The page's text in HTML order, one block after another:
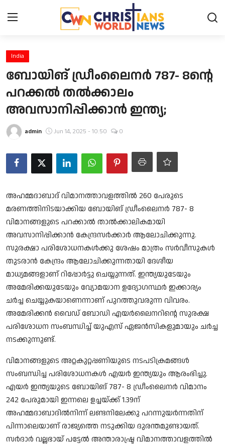
Contact
News
Obituary
Music
Song Lyrics
Christian Life Testimony
Sermons & Messages
Bible Quiz
Health
Career
Bible verse
Gallery
Malayalam
India
ബോയിങ് ഡ്രീംലൈനര്‍ 787- 8ന്റെ
പറക്കല്‍ തല്‍ക്കാലം
അവസാനിപ്പിക്കാന്‍ ഇന്ത്യ;
admin Jun 14, 2025 - 10:50 0
അഹമ്മദാബാദ് വിമാനത്താവളത്തില്‍ 260 പേരുടെ
മരണത്തിനിടയാക്കിയ ബോയിങ് ഡ്രീംലൈനര്‍ 787- 8
വിമാനങ്ങളുടെ പറക്കാല്‍ താല്‍ക്കാലികമായി
അവസാനിപ്പിക്കാന്‍ കേന്ദ്രസര്‍ക്കാര്‍ ആലോചിക്കുന്നു.
സുരക്ഷാ പരിശോധനകള്‍ക്കു ശേഷം മാത്രം സര്‍വീസുകള്‍
തുടരാന്‍ കേന്ദ്രം ആലോചിക്കുന്നതായി ദേശീയ
മാധ്യമങ്ങളാണ് റിപ്പോര്‍ട്ടു ചെയ്യുന്നത്. ഇന്ത്യയുടേയും
അമേരിക്കയുടേയും വ്യോമയാന ഉദ്യോഗസ്ഥര്‍ ഇക്കാര്യം
ചര്‍ച്ച ചെയ്യുകയാണെന്നാണ് പുറത്തുവരുന്ന വിവരം.
അമേരിക്കന്‍ വൈഡ് ബോഡി എയര്‍ലൈനറിന്റെ സുരക്ഷ
പരിശോധന സംബന്ധിച്ച് യുഎസ് ഏജന്‍സികളുമായും ചര്‍ച്ച
നടക്കുന്നുണ്ട്.
വിമാനങ്ങളുടെ അറ്റകുറ്റപ്പണിയുടെ നടപടിക്രമങ്ങള്‍
സംബന്ധിച്ച പരിശോധനകള്‍ എയര്‍ ഇന്ത്യയും ആരംഭിച്ചു.
എയര്‍ ഇന്ത്യയുടെ ബോയിങ് 787- 8 ഡ്രീംലൈനര്‍ വിമാനം
242 പേരുമായി ഇന്നലെ ഉച്ചയ്ക്ക് 1.39ന്
അഹമ്മദാബാദില്‍നിന്ന് ലണ്ടനിലേക്കു പറന്നുയര്‍ന്നതിന്
പിന്നാലെയാണ് രാജ്യത്തെ നടുക്കിയ ദുരന്തമുണ്ടായത്.
സര്‍ദാര്‍ വല്ലഭായ് പട്ടേല്‍ അന്താരാഷ്ട്ര വിമാനത്താവളത്തില്‍